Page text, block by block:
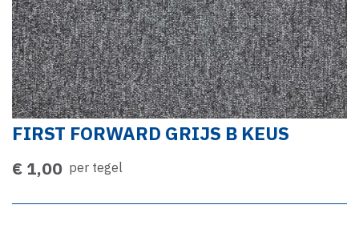
FIRST FORWARD GRIJS B KEUS
€ 1,00 per tegel